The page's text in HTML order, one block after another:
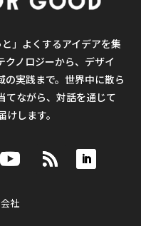
」よくするアイデアを集
クノロジーから、デザイ
の実践まで。世界中に散ら
てながら、対話を通じて
します。
社